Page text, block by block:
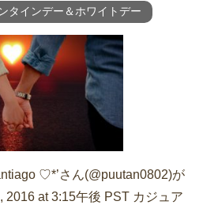
タインデー＆ホワイトデー
♡*’さん(@puutan0802)が
2016 at 3:15午後 PST カジュア